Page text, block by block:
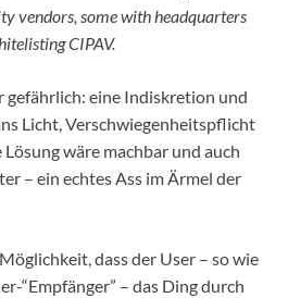
vendors, some with headquarters
CIPAV.
gefährlich: eine Indiskretion und
Licht, Verschwiegenheitspflicht
wäre machbar und auch
– ein echtes Ass im Ärmel der
dass der User – so wie
“Empfänger” – das Ding durch